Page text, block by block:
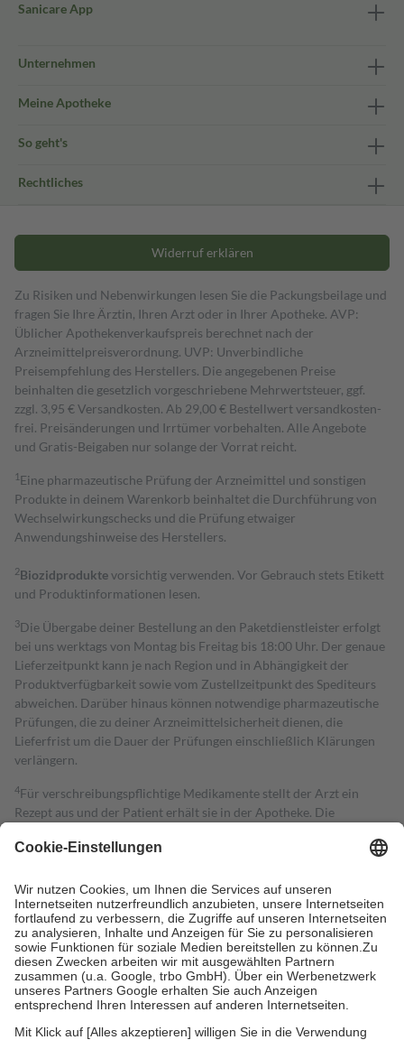
Sanicare App
Unternehmen
Meine Apotheke
So geht's
Rechtliches
Widerruf erklären
Zu Risiken und Nebenwirkungen lesen Sie die Packungsbeilage und
fragen Sie Ihre Ärztin, Ihren Arzt oder in Ihrer Apotheke. AVP:
Üblicher Apothekenverkaufspreis berechnet nach der
Arzneimittelpreisverordnung. UVP: Unverbindliche
Preisempfehlung des Herstellers. Die angegebenen Preise
beinhalten die gesetzlich vorgeschriebene Mehrwertsteuer, ggf.
zzgl. 3,95 € Versandkosten. Ab 29,00 € Bestell­wert versand­kosten­
frei. Preisänderungen und Irrtümer vorbehalten. Alle Angebote
und Gratis-Beigaben nur solange der Vorrat reicht.
1 Eine pharmazeutische Prüfung der Arzneimittel und sonstigen
Produkte in deinem Warenkorb beinhaltet die Durchführung von
Wechselwirkungschecks und die Prüfung etwaiger
Anwendungshinweise des Herstellers.
2Biozidproduktevorsichtig verwenden. Vor Gebrauch stets Etikett
und Produktinformationen lesen.
3Die Übergabe deiner Bestellung an den Paketdienstleister erfolgt
bei uns werktags von Montag bis Freitag bis 18:00 Uhr. Der genaue
Lieferzeitpunkt kann je nach Region und in Abhängigkeit der
Produktverfügbarkeit sowie vom Zustellzeitpunkt des Spediteurs
abweichen. Darüber hinaus können notwendige pharmazeutische
Prüfungen, die zu deiner Arzneimittelsicherheit dienen, die
Lieferfrist um die Dauer der Prüfungen einschließlich Klärungen
verlängern.
4Für verschreibungspflichtige Medikamente stellt der Arzt ein
Rezept aus und der Patient erhält sie in der Apotheke. Die
Kosten dafür, der Versicherte trägt einen Teil davon als Zuzahlung
Grundsätzlich leisten Mitglieder Zuzahlungen in Höhe von zehn
Prozent des Abgabepreises,mindestensjedochfünf Euround
höchstens zehn Euro.Es sind jedoch nie mehr als die tatsächlichen
Kosten der Leistung zu entrichten.
Diese Regeln gelten grundsätzlich auch für Online-Apotheken.
Bei Heilmitteln und häuslicher Krankenpflege beträgt die
Zuzahlung zehn Prozent der Kosten sowie zehn Euro je